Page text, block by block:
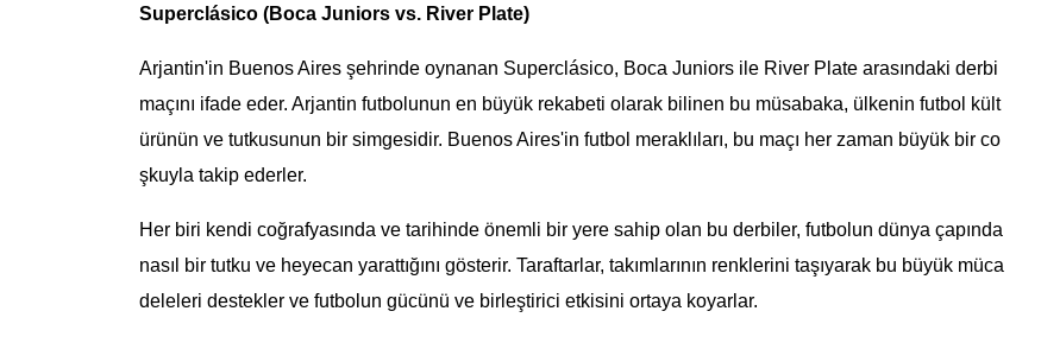
Superclásico (Boca Juniors vs. River Plate)
Arjantin'in Buenos Aires şehrinde oynanan Superclásico, Boca Juniors ile River Plate arasındaki derbi
maçını ifade eder. Arjantin futbolunun en büyük rekabeti olarak bilinen bu müsabaka, ülkenin futbol kült
ürünün ve tutkusunun bir simgesidir. Buenos Aires'in futbol meraklıları, bu maçı her zaman büyük bir co
şkuyla takip ederler.
Her biri kendi coğrafyasında ve tarihinde önemli bir yere sahip olan bu derbiler, futbolun dünya çapında
nasıl bir tutku ve heyecan yarattığını gösterir. Taraftarlar, takımlarının renklerini taşıyarak bu büyük müca
deleleri destekler ve futbolun gücünü ve birleştirici etkisini ortaya koyarlar.